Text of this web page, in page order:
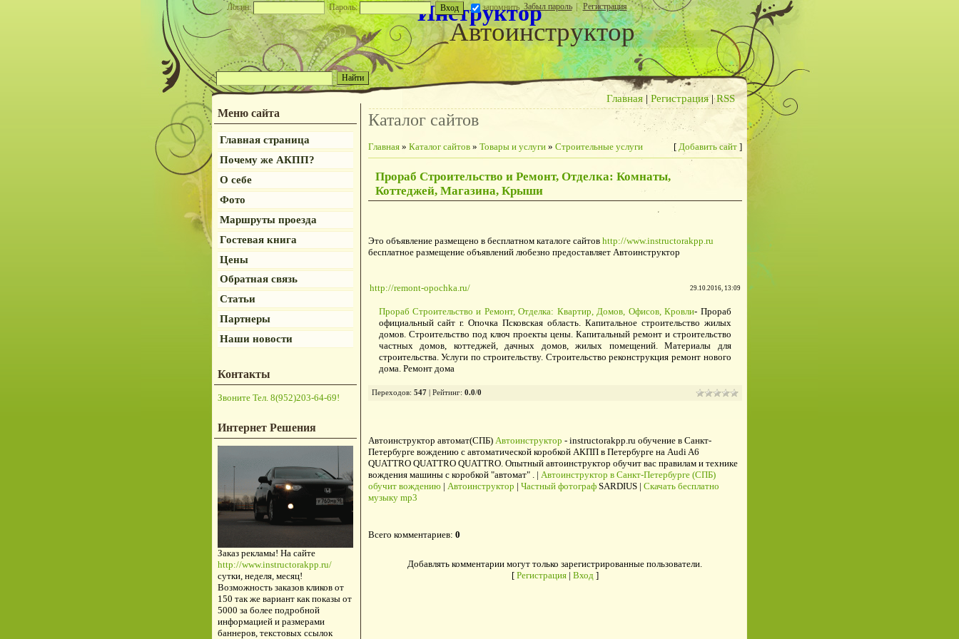
Логин: Пароль: запомнить Забыл пароль | Регистрация
Автоинструктор
Инструктор
Главная| Регистрация|RSS
Меню сайта
Главная страница
Почему же АКПП?
О себе
Фото
Маршруты проезда
Гостевая книга
Цены
Обратная связь
Статьи
Партнеры
Наши новости
Контакты
Звоните Тел. 8(952)203-64-69!
Интернет Решения
Заказ рекламы! На сайте
http://www.instructorakpp.ru/
сутки, неделя, месяц!
Возможность заказов кликов от
150 так же вариант как показы от
5000 за более подробной
информацией и размерами
баннеров, текстовых ссылок
Каталог сайтов
Главная» Каталог сайтов» Товары и услуги» Строительные услуги [ Добавить сайт]
Прораб Cтроительство и Ремонт, Отделка: Комнаты,
Коттеджей, Магазина, Крыши
Это объявление размещено в бесплатном каталоге сайтов http://www.instructorakpp.ru
бесплатное размещение объявлений любезно предоставляет Автоинструктор
http://remont-opochka.ru/ 29.10.2016, 13:09
Прораб Cтроительство и Ремонт, Отделка: Квартир, Домов, Офисов, Кровли- Прораб
официальный сайт г. Опочка Псковская область. Капитальное строительство жилых
домов. Строительство под ключ проекты цены. Капитальный ремонт и строительство
частных домов, коттеджей, дачных домов, жилых помещений. Материалы для
строительства. Услуги по строительству. Строительство реконструкция ремонт нового
дома. Ремонт дома
Переходов: 547 Рейтинг: 0.0/0
Автоинструктор автомат(СПБ) Автоинструктор - instructorakpp.ru обучение в Санкт-
Петербурге вождению с автоматической коробкой АКПП в Петербурге на Audi A6
QUATTRO QUATTRO QUATTRO. Опытный автоинструктор обучит вас правилам и технике
вождения машины с коробкой "автомат" . | Автоинструктор в Санкт-Петербурге (СПБ)
обучит вождению| Автоинструктор | Частный фотографSARDIUS | Скачать бесплатно
музыку mp3
Всего комментариев: 0
Добавлять комментарии могут только зарегистрированные пользователи.
[ Регистрация| Вход]